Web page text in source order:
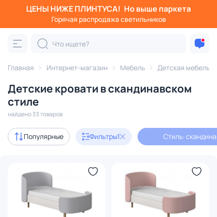
ЦЕНЫ НИЖЕ ПЛИНТУСА! Но выше паркета
Горячая распродажа светильников
Главная Интернет-магазин Мебель Детская мебель
Детские кровати в скандинавском
стиле
найдено 33 товаров
Популярные Фильтры1 Стиль:
Фильтры
Категория:
кровати матрасы кроватки
В наличии 25
Доставка